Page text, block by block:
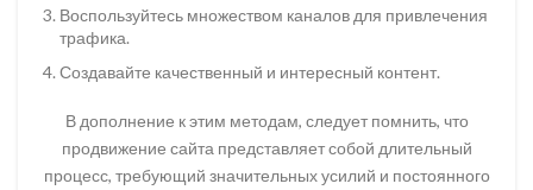
Воспользуйтесь множеством каналов для привлечения
трафика.
Создавайте качественный и интересный контент.
В дополнение к этим методам, следует помнить, что
продвижение сайта представляет собой длительный
процесс, требующий значительных усилий и постоянного